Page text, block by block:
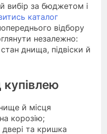
вибір за бюджетом і
каталог
відбору
незалежно:
днища, підвіски й
купівлею
й місця
корозію;
та кришка